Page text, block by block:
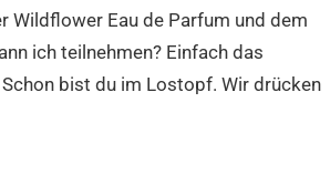
Wildflower Eau de Parfum und dem
ich teilnehmen? Einfach das
bist du im Lostopf. Wir drücken